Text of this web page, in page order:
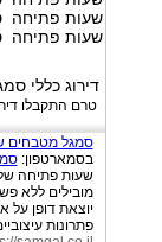
שעות פתיחה
שעות פתיחה
דירוג כללי
טרם התקבלו
סמגל מטבחים
בסמארטפון:
שעות פתיחה
‬מובילים ‬ללא
‬יוצאת ‬דופן ‬על
‬פתרונות